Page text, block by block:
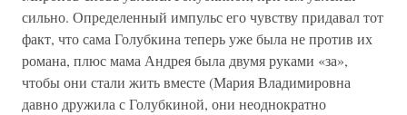
сильно. Определенный импульс его чувству придавал тот
факт, что сама Голубкина теперь уже была не против их
романа, плюс мама Андрея была двумя руками «за»,
чтобы они стали жить вместе (Мария Владимировна
давно дружила с Голубкиной, они неоднократно